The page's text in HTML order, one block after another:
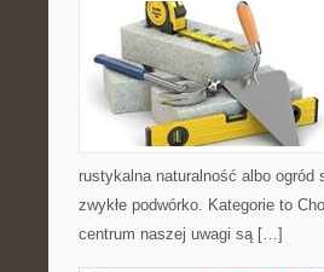
rustykalna naturalność albo
zwykłe podwórko. Kategorie to
centrum naszej uwagi są […]